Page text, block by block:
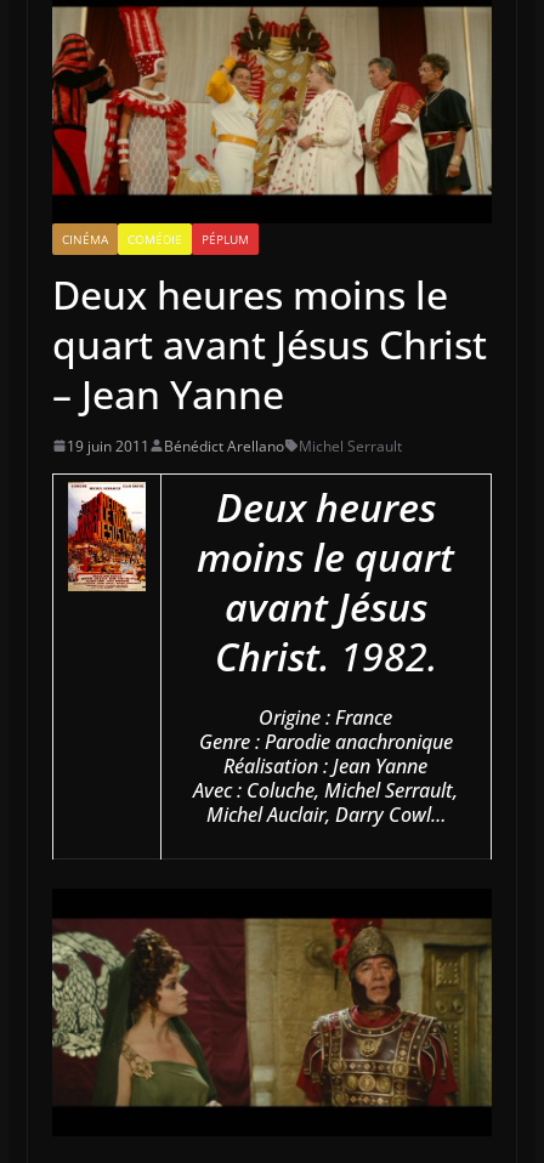
CINÉMA COMÉDIE PÉPLUM
Deux heures moins le
quart avant Jésus Christ
– Jean Yanne
19 juin 2011 Bénédict Arellano Michel Serrault
Deux heures
moins le quart
avant Jésus
Christ. 1982.
Origine : France
Genre : Parodie anachronique
Réalisation : Jean Yanne
Avec : Coluche, Michel Serrault,
Michel Auclair, Darry Cowl…